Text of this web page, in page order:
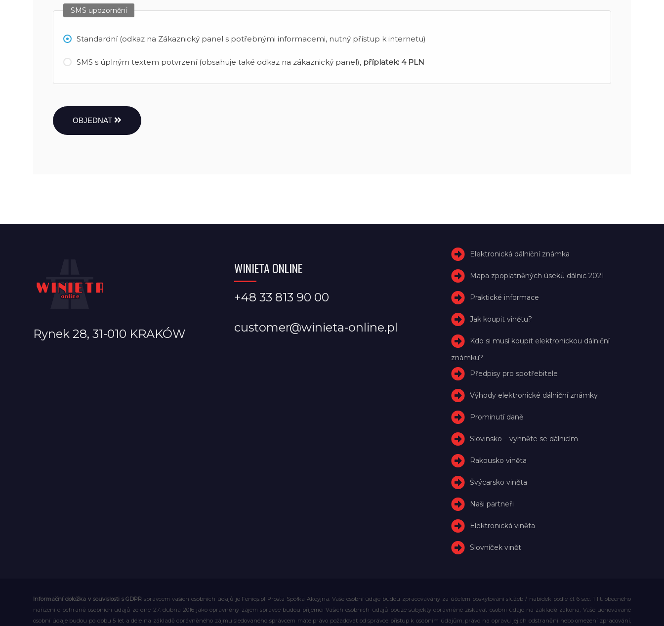
SMS upozornění
Standardní (odkaz na Zákaznický panel s potřebnými informacemi, nutný přístup k internetu)
SMS s úplným textem potvrzení (obsahuje také odkaz na zákaznický panel), příplatek: 4 PLN
OBJEDNAT
Rynek 28, 31-010 KRAKÓW
WINIETA ONLINE
+48 33 813 90 00
customer@winieta-online.pl
Elektronická dálniční známka
Mapa zpoplatněných úseků dálnic 2021
Praktické informace
Jak koupit vinětu?
Kdo si musí koupit elektronickou dálniční
známku?
Předpisy pro spotřebitele
Výhody elektronické dálniční známky
Prominutí daně
Slovinsko – vyhněte se dálnicím
Rakousko viněta
Švýcarsko viněta
Naši partneři
Elektronická viněta
Slovníček vinět
Informační doložka v souvislosti s GDPRsprávcem vašich osobních údajů je Feniqs.pl Prosta Spółka Akcyjna. Vaše osobní údaje budou zpracovávány za účelem poskytování služeb / nabídek podle čl. 6 sec. 1 lit. obecného
nařízení o ochraně osobních údajů ze dne 27. dubna 2016 jako oprávněný zájem správce budou příjemci Vašich osobních údajů pouze subjekty oprávněné získávat osobní údaje na základě zákona, Vaše uchovávané
osobní údaje budou po dobu 5 let a déle na základě oprávněného zájmu sledovaného správcem máte právo požadovat od správce přístup k osobním údajům, právo na opravu jejich odstranění nebo omezení zpracování,